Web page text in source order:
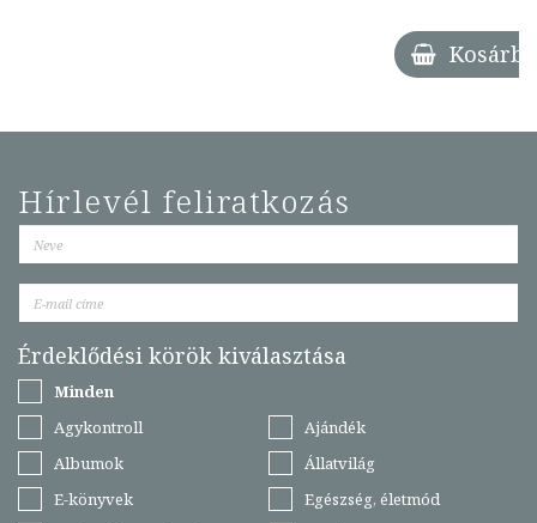
Kosárba
Hírlevél feliratkozás
Érdeklődési körök kiválasztása
Minden
Agykontroll
Ajándék
Albumok
Állatvilág
E-könyvek
Egészség, életmód